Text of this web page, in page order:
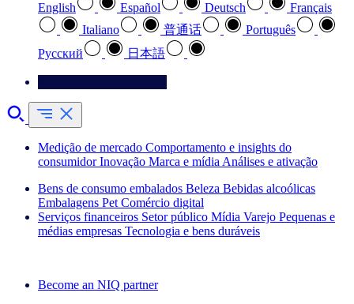
English Español Deutsch
Français
Italiano
普通话
Português
Pусский
日本語
Medição de mercado Comportamento e insights do
consumidor Inovação Marca e mídia Análises e ativação
Bens de consumo embalados Beleza Bebidas alcoólicas
Embalagens Pet Comércio digital
Serviços financeiros Setor público Mídia Varejo Pequenas e
médias empresas Tecnologia e bens duráveis
Become an NIQ partner